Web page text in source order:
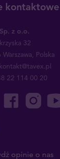
kontaktowe
z o.o.
32
Polska
22 114 00 20
opinie o nas